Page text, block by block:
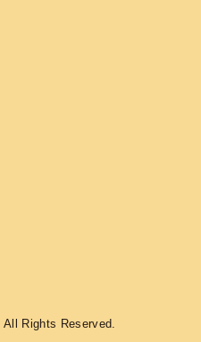
にする薬）を必要とする
All Rights Reserved.